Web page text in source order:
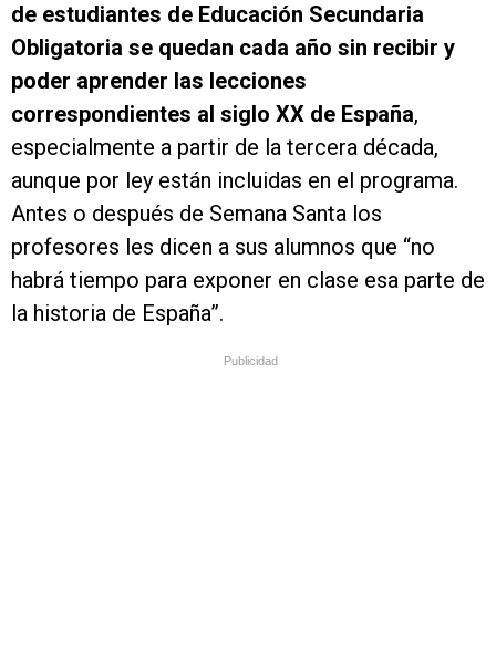
de estudiantes de Educación Secundaria
Obligatoria se quedan cada año sin recibir y
poder aprender las lecciones
correspondientes al siglo XX de España,
especialmente a partir de la tercera década,
aunque por ley están incluidas en el programa.
Antes o después de Semana Santa los
profesores les dicen a sus alumnos que “no
habrá tiempo para exponer en clase esa parte de
la historia de España”.
Publicidad